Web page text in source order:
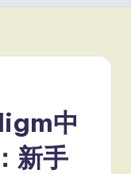
中
新手